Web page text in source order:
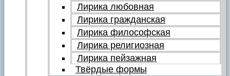
Лирика любовная
Лирика гражданская
Лирика философская
Лирика религиозная
Лирика пейзажная
Твёрдые формы